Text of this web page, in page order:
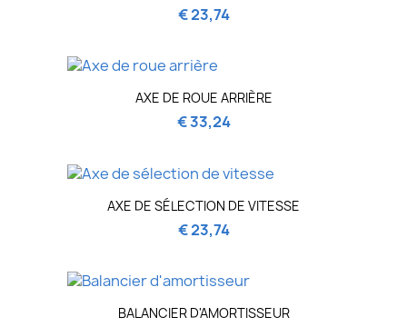
€ 23,74
AXE DE ROUE ARRIÈRE
€ 33,24
AXE DE SÉLECTION DE VITESSE
€ 23,74
BALANCIER D'AMORTISSEUR